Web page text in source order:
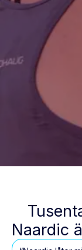
Naardic